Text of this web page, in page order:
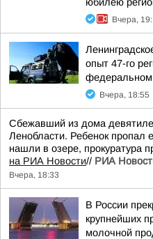
Вчера,
опыт 47-го
федеральном
Вчера, 18:55
Сбежавший из дома
Ленобласти. Ребенок пропал
нашли в озере, прокуратура
на РИА Новости// РИА
Вчера, 18:33
В России
крупнейших
молочной